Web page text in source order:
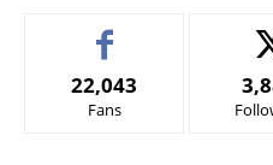
22,043
Fans